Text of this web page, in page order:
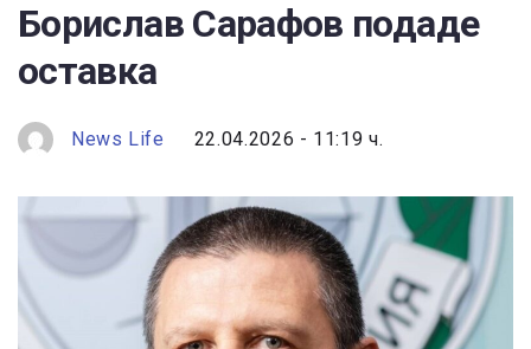
Борислав Сарафов подаде
оставка
News Life 22.04.2026 - 11:19 ч.